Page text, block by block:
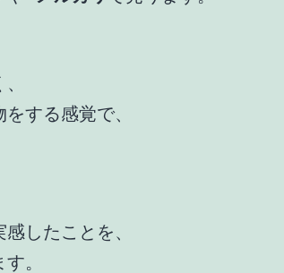
する感覚で、
したことを、
。